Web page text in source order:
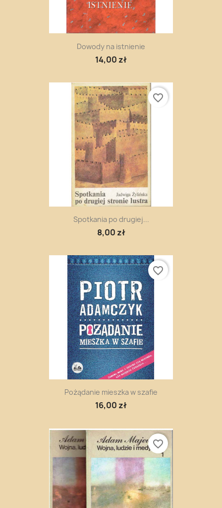
Dowody na istnienie
14,00 zł
Spotkania po drugiej...
8,00 zł
favorite_border
Pożądanie mieszka w szafie
16,00 zł
favorite_border
favorite_border